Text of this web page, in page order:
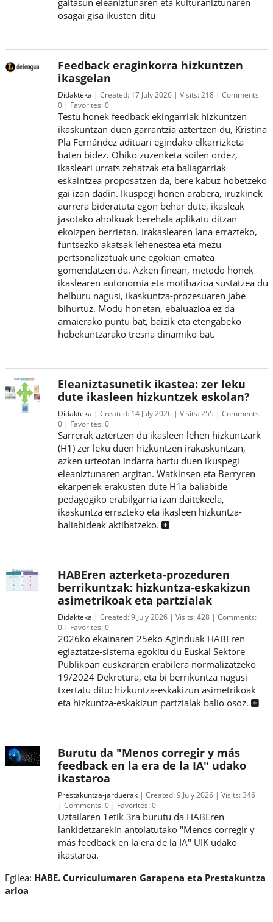
osagai gisa ikusten ditu
Feedback eraginkorra hizkuntzen
ikasgelan
Didakteka Created: 17 July 2026 Visits: 218
Comments:
0
Favorites:0
Testu honek feedback ekingarriak hizkuntzen
ikaskuntzan duen garrantzia aztertzen du, Kristina
Pla Fernández adituari egindako elkarrizketa
baten bidez. Ohiko zuzenketa soilen ordez,
ikasleari urrats zehatzak eta baliagarriak
eskaintzea proposatzen da, bere kabuz hobetzeko
gai izan dadin. Ikuspegi honen arabera, iruzkinek
aurrera bideratuta egon behar dute, ikasleak
jasotako aholkuak berehala aplikatu ditzan
ekoizpen berrietan. Irakaslearen lana errazteko,
funtsezko akatsak lehenestea eta mezu
pertsonalizatuak une egokian ematea
gomendatzen da. Azken finean, metodo honek
ikaslearen autonomia eta motibazioa sustatzea du
helburu nagusi, ikaskuntza-prozesuaren jabe
bihurtuz. Modu honetan, ebaluazioa ez da
amaierako puntu bat, baizik eta etengabeko
hobekuntzarako tresna dinamiko bat.
Eleaniztasunetik ikastea: zer leku
dute ikasleen hizkuntzek eskolan?
Didakteka Created: 14 July 2026 Visits: 255
Comments:
0
Favorites:0
Sarrerak aztertzen du ikasleen lehen hizkuntzark
(H1) zer leku duen hizkuntzen irakaskuntzan,
azken urteotan indarra hartu duen ikuspegi
eleaniztunaren argitan. Watkinsen eta Berryren
ekarpenek erakusten dute H1a baliabide
pedagogiko erabilgarria izan daitekeela,
ikaskuntza errazteko eta ikasleen hizkuntza-
baliabideak aktibatzeko.
HABEren azterketa-prozeduren
berrikuntzak: hizkuntza-eskakizun
asimetrikoak eta partzialak
Didakteka Created:9 July 2026 Visits:428
Comments:
0
Favorites:0
2026ko ekainaren 25eko Aginduak HABEren
egiaztatze-sistema egokitu du Euskal Sektore
Publikoan euskararen erabilera normalizatzeko
19/2024 Dekretura, eta bi berrikuntza nagusi
txertatu ditu: hizkuntza-eskakizun asimetrikoak
eta hizkuntza-eskakizun partzialak balio osoz.
Burutu da "Menos corregir y más
feedback en la era de la IA" udako
ikastaroa
Prestakuntza-jarduerak Created:9 July 2026 Visits: 346
Comments:0 Favorites:0
Uztailaren 1etik 3ra burutu da HABEren
lankidetzarekin antolatutako "Menos corregir y
más feedback en la era de la IA" UIK udako
ikastaroa.
Egilea: HABE. Curriculumaren Garapena eta Prestakuntza
arloa